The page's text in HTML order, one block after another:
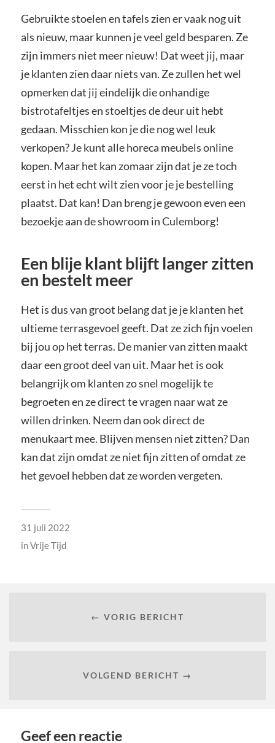
Gebruikte stoelen en tafels zien er vaak nog uit
als nieuw, maar kunnen je veel geld besparen. Ze
zijn immers niet meer nieuw! Dat weet jij, maar
je klanten zien daar niets van. Ze zullen het wel
opmerken dat jij eindelijk die onhandige
bistrotafeltjes en stoeltjes de deur uit hebt
gedaan. Misschien kon je die nog wel leuk
verkopen? Je kunt alle horeca meubels online
kopen. Maar het kan zomaar zijn dat je ze toch
eerst in het echt wilt zien voor je je bestelling
plaatst. Dat kan! Dan breng je gewoon even een
bezoekje aan de showroom in Culemborg!
Een blije klant blijft langer zitten
en bestelt meer
Het is dus van groot belang dat je je klanten het
ultieme terrasgevoel geeft. Dat ze zich fijn voelen
bij jou op het terras. De manier van zitten maakt
daar een groot deel van uit. Maar het is ook
belangrijk om klanten zo snel mogelijk te
begroeten en ze direct te vragen naar wat ze
willen drinken. Neem dan ook direct de
menukaart mee. Blijven mensen niet zitten? Dan
kan dat zijn omdat ze niet fijn zitten of omdat ze
het gevoel hebben dat ze worden vergeten.
31 juli 2022
inVrije Tijd
← VORIG BERICHT
VOLGEND BERICHT →
Geef een reactie